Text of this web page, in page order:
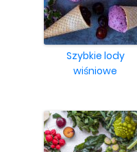
Szybkie lody
wiśniowe